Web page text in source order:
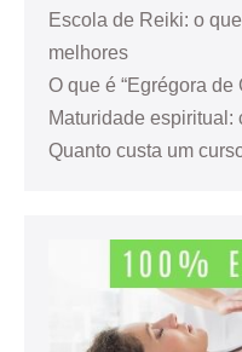
Escola de Reiki: o
melhores
O que é “Egrégora de
Maturidade espiritual:
Quanto custa um